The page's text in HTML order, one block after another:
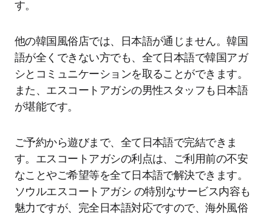
す。
他の韓国風俗店では、日本語が通じません。韓国
語が全くできない方でも、全て日本語で韓国アガ
シとコミュニケーションを取ることができます。
また、エスコートアガシの男性スタッフも日本語
が堪能です。
ご予約から遊びまで、全て日本語で完結できま
す。エスコートアガシの利点は、ご利用前の不安
なことやご希望等を全て日本語で解決できます。
ソウルエスコートアガシ の特別なサービス内容も
魅力ですが、完全日本語対応ですので、海外風俗